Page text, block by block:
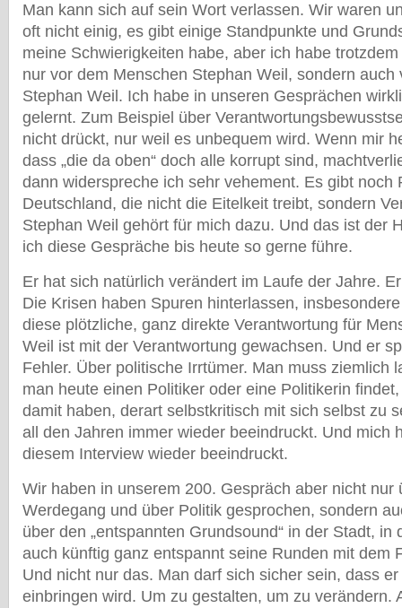
Man kann sich auf sein Wort verlassen. Wir waren
oft nicht einig, es gibt einige Standpunkte und
meine Schwierigkeiten habe, aber ich habe
nur vor dem Menschen Stephan Weil, sondern auch
Stephan Weil. Ich habe in unseren Gesprächen
gelernt. Zum Beispiel über
nicht drückt, nur weil es unbequem wird. Wenn mir
dass „die da oben“ doch alle korrupt sind,
dann widerspreche ich sehr vehement. Es gibt noch
Deutschland, die nicht die Eitelkeit treibt, sondern
Stephan Weil gehört für mich dazu. Und das ist der
ich diese Gespräche bis heute so gerne führe.
Er hat sich natürlich verändert im Laufe der Jahre.
Die Krisen haben Spuren hinterlassen,
diese plötzliche, ganz direkte Verantwortung für
Weil ist mit der Verantwortung gewachsen. Und er
Fehler. Über politische Irrtümer. Man muss ziemlich
man heute einen Politiker oder eine Politikerin
damit haben, derart selbstkritisch mit sich selbst zu
all den Jahren immer wieder beeindruckt. Und mich
diesem Interview wieder beeindruckt.
Wir haben in unserem 200. Gespräch aber nicht nur
Werdegang und über Politik gesprochen, sondern
über den „entspannten Grundsound“ in der Stadt, in
auch künftig ganz entspannt seine Runden mit dem
Und nicht nur das. Man darf sich sicher sein, dass
einbringen wird. Um zu gestalten, um zu verändern.